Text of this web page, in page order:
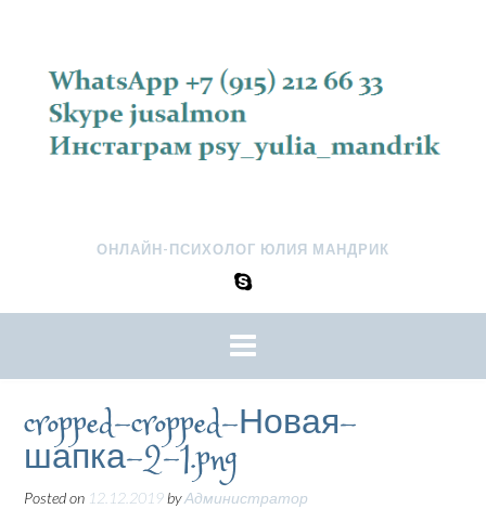
ОНЛАЙН-ПСИХОЛОГ ЮЛИЯ МАНДРИК
cropped-cropped-Новая-
шапка-2-1.png
Posted on 12.12.2019byАдминистратор